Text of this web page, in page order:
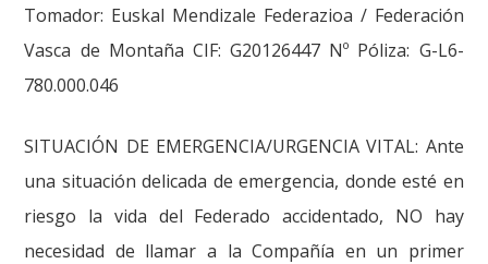
Tomador: Euskal Mendizale Federazioa / Federación
Vasca de Montaña CIF: G20126447 Nº Póliza: G-L6-
780.000.046
SITUACIÓN DE EMERGENCIA/URGENCIA VITAL: Ante
una situación delicada de emergencia, donde esté en
riesgo la vida del Federado accidentado, NO hay
necesidad de llamar a la Compañía en un primer